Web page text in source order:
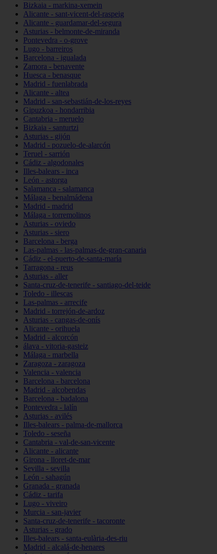
Bizkaia - markina-xemein
Alicante - sant-vicent-del-raspeig
Alicante - guardamar-del-segura
Asturias - belmonte-de-miranda
Pontevedra - o-grove
Lugo - barreiros
Barcelona - igualada
Zamora - benavente
Huesca - benasque
Madrid - fuenlabrada
Alicante - altea
Madrid - san-sebastián-de-los-reyes
Gipuzkoa - hondarribia
Cantabria - meruelo
Bizkaia - santurtzi
Asturias - gijón
Madrid - pozuelo-de-alarcón
Teruel - sarrión
Cádiz - algodonales
Illes-balears - inca
León - astorga
Salamanca - salamanca
Málaga - benalmádena
Madrid - madrid
Málaga - torremolinos
Asturias - oviedo
Asturias - siero
Barcelona - berga
Las-palmas - las-palmas-de-gran-canaria
Cádiz - el-puerto-de-santa-maría
Tarragona - reus
Asturias - aller
Santa-cruz-de-tenerife - santiago-del-teide
Toledo - illescas
Las-palmas - arrecife
Madrid - torrejón-de-ardoz
Asturias - cangas-de-onís
Alicante - orihuela
Madrid - alcorcón
álava - vitoria-gasteiz
Málaga - marbella
Zaragoza - zaragoza
Valencia - valencia
Barcelona - barcelona
Madrid - alcobendas
Barcelona - badalona
Pontevedra - lalín
Asturias - avilés
Illes-balears - palma-de-mallorca
Toledo - seseña
Cantabria - val-de-san-vicente
Alicante - alicante
Girona - lloret-de-mar
Sevilla - sevilla
León - sahagún
Granada - granada
Cádiz - tarifa
Lugo - viveiro
Murcia - san-javier
Santa-cruz-de-tenerife - tacoronte
Asturias - grado
Illes-balears - santa-eulària-des-riu
Madrid - alcalá-de-henares